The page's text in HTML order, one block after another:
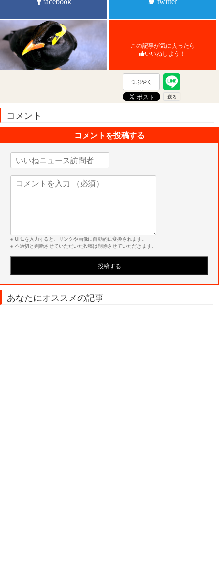
facebook twitter
この記事が気に入ったら
いいねしよう！
つぶやく
コメント
コメントを投稿する
※ URLを入力すると、リンクや画像に自動的に変換されます。
※ 不適切と判断させていただいた投稿は削除させていただきます。
あなたにオススメの記事